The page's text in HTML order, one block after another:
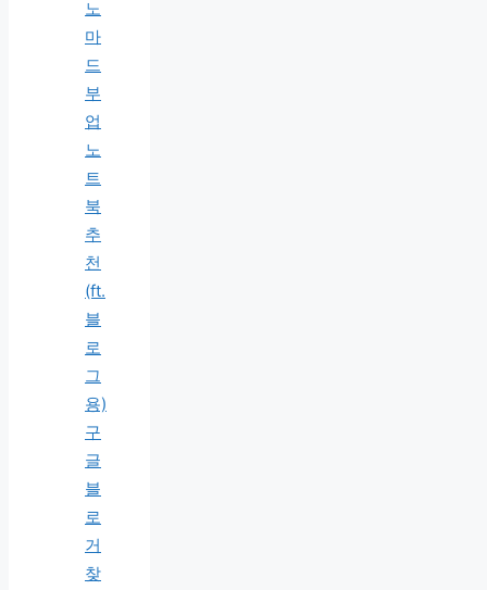
노
마
드
부
업
노
트
북
추
천
(ft.
블
로
그
용)
구
글
블
로
거
찾